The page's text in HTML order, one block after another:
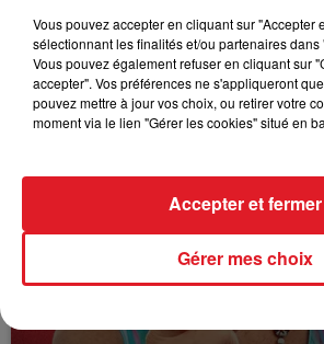
Vous pouvez accepter en cliquant sur "Accepter
sélectionnant les finalités et/ou partenaires dans
Vous pouvez également refuser en cliquant sur
accepter". Vos préférences ne s'appliqueront
pouvez mettre à jour vos choix, ou retirer votre
moment via le lien "Gérer les cookies" situé en
Gérer mes choix
Accepter et fermer